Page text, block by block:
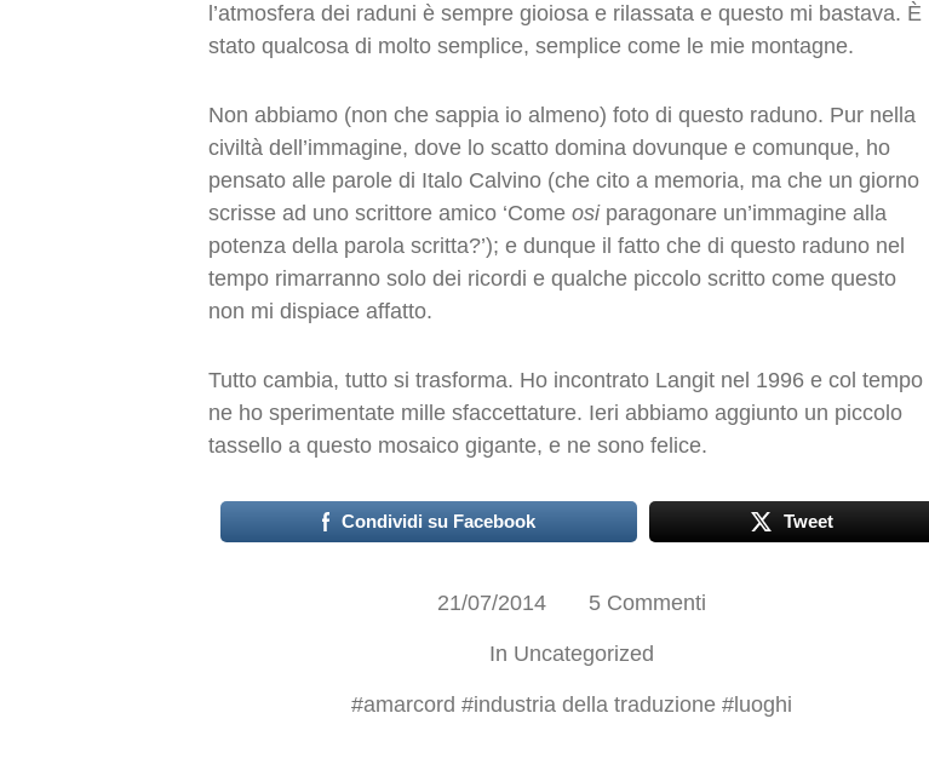
l’atmosfera dei raduni è sempre gioiosa e rilassata e questo mi bastava. È
stato qualcosa di molto semplice, semplice come le mie montagne.
Non abbiamo (non che sappia io almeno) foto di questo raduno. Pur nella
civiltà dell’immagine, dove lo scatto domina dovunque e comunque, ho
pensato alle parole di Italo Calvino (che cito a memoria, ma che un giorno
scrisse ad uno scrittore amico ‘Come osiparagonare un’immagine alla
potenza della parola scritta?’); e dunque il fatto che di questo raduno nel
tempo rimarranno solo dei ricordi e qualche piccolo scritto come questo
non mi dispiace affatto.
Tutto cambia, tutto si trasforma. Ho incontrato Langit nel 1996 e col tempo
ne ho sperimentate mille sfaccettature. Ieri abbiamo aggiunto un piccolo
tassello a questo mosaico gigante, e ne sono felice.
Condividi su Facebook Tweet
21/07/2014 5 Commenti
In Uncategorized
#amarcord #industria della traduzione # luoghi